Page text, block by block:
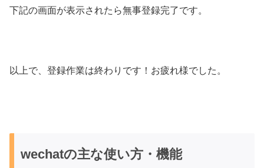
下記の画面が表示されたら無事登録完了です。
以上で、登録作業は終わりです！お疲れ様でした。
wechatの主な使い方・機能